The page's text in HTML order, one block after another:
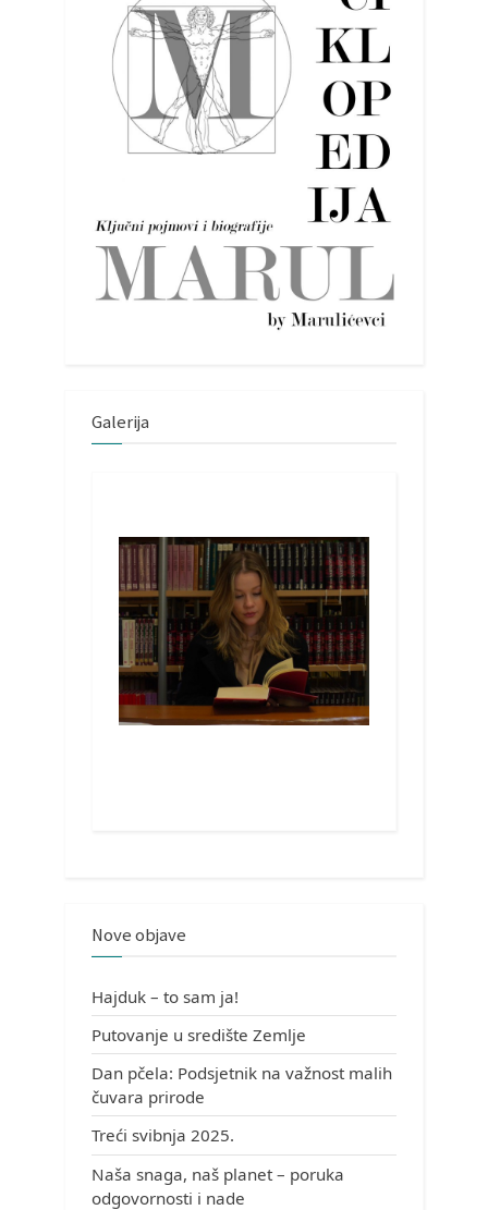
Galerija
Nove objave
Hajduk – to sam ja!
Putovanje u središte Zemlje
Dan pčela: Podsjetnik na važnost malih
čuvara prirode
Treći svibnja 2025.
Naša snaga, naš planet – poruka
odgovornosti i nade